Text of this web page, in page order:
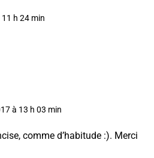
11 h 24 min
à 13 h 03 min
comme d’habitude :). Merci